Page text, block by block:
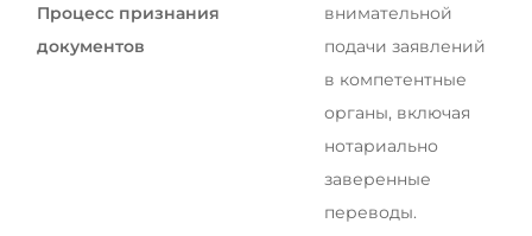
Процесс признания
документов
внимательной
подачи заявлений
в компетентные
органы, включая
нотариально
заверенные
переводы.